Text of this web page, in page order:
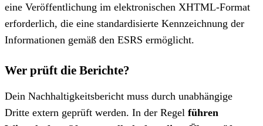
eine Veröffentlichung im elektronischen XHTML-Format
erforderlich, die eine standardisierte Kennzeichnung der
Informationen gemäß den ESRS ermöglicht.
Wer prüft die Berichte?
Dein Nachhaltigkeitsbericht muss durch unabhängige
Dritte extern geprüft werden. In der Regel führen